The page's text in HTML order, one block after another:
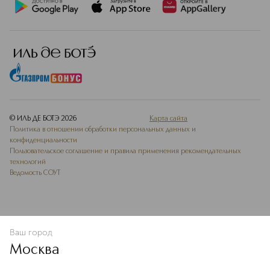
В КОРЗИНУ
© ИЛЬ ДЕ БОТЭ 2026
Карта сайта
Политика в отношении обработки персональных данных и
конфиденциальности
Пользовательское соглашение и правила применения рекомендательных
технологий
Ведомость СОУТ
Ваш город
Москва